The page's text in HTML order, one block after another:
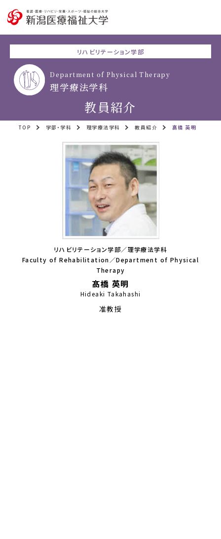
リハビリテーション学部
Department of Physical Therapy
理学療法学科
教員紹介
TOP 学部・学科 理学療法学科 教員紹介 髙橋 英明
リハビリテーション学部／理学療法学科
Faculty of Rehabilitation／Department of Physical
Therapy
髙橋 英明
Hideaki Takahashi
准教授